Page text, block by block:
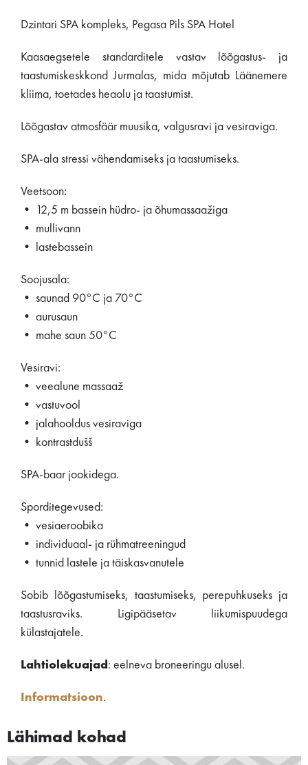
Dzintari SPA kompleks, Pegasa Pils SPA Hotel
Kaasaegsetele standarditele vastav lõõgastus- ja
taastumiskeskkond Jurmalas, mida mõjutab Läänemere
kliima, toetades heaolu ja taastumist.
Lõõgastav atmosfäär muusika, valgusravi ja vesiraviga.
SPA-ala stressi vähendamiseks ja taastumiseks.
Veetsoon:
• 12,5 m bassein hüdro- ja õhumassaažiga
• mullivann
• lastebassein
Soojusala:
• saunad 90°C ja 70°C
• aurusaun
• mahe saun 50°C
Vesiravi:
• veealune massaaž
• vastuvool
• jalahooldus vesiraviga
• kontrastdušš
SPA-baar jookidega.
Sporditegevused:
• vesiaeroobika
• individuaal- ja rühmatreeningud
• tunnid lastele ja täiskasvanutele
Sobib lõõgastumiseks, taastumiseks, perepuhkuseks ja
taastusraviks. Ligipääsetav liikumispuudega
külastajatele.
Lahtiolekuajad : eelneva broneeringu alusel.
Informatsioon.
Lähimad kohad